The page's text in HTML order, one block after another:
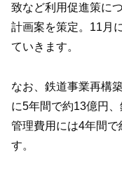
致など利用促進策に
計画案を策定。11月
ていきます。
なお、鉄道事業再構
に5年間で約13億円
管理費用には4年間で
す。